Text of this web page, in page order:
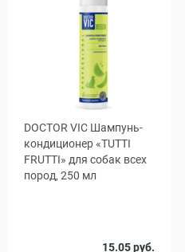
DOCTOR VIC Шампунь-
кондиционер «TUTTI
FRUTTI» для собак всех
пород, 250 мл
15.05 руб.